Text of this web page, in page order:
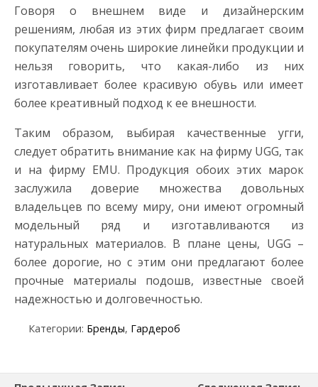
Говоря о внешнем виде и дизайнерским
решениям, любая из этих фирм предлагает своим
покупателям очень широкие линейки продукции и
нельзя говорить, что какая-либо из них
изготавливает более красивую обувь или имеет
более креативный подход к ее внешности.
Таким образом, выбирая качественные угги,
следует обратить внимание как на фирму UGG, так
и на фирму EMU. Продукция обоих этих марок
заслужила доверие множества довольных
владельцев по всему миру, они имеют огромный
модельный ряд и изготавливаются из
натуральных материалов. В плане цены, UGG –
более дорогие, но с этим они предлагают более
прочные материалы подошв, известные своей
надежностью и долговечностью.
Категории: Бренды, Гардероб